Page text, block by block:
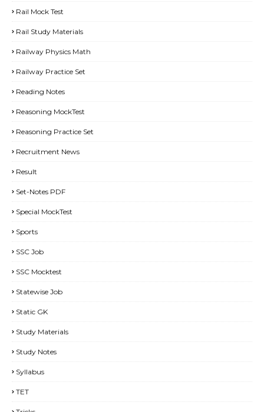
Rail Mock Test
Rail Study Materials
Railway Physics Math
Railway Practice Set
Reading Notes
Reasoning MockTest
Reasoning Practice Set
Recruitment News
Result
Set-Notes PDF
Special MockTest
Sports
SSC Job
SSC Mocktest
Statewise Job
Static GK
Study Materials
Study Notes
Syllabus
TET